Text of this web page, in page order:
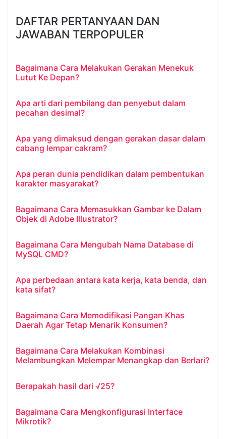
DAFTAR PERTANYAAN DAN
JAWABAN TERPOPULER
Bagaimana Cara Melakukan Gerakan Menekuk
Lutut Ke Depan?
Apa arti dari pembilang dan penyebut dalam
pecahan desimal?
Apa yang dimaksud dengan gerakan dasar dalam
cabang lempar cakram?
Apa peran dunia pendidikan dalam pembentukan
karakter masyarakat?
Bagaimana Cara Memasukkan Gambar ke Dalam
Objek di Adobe Illustrator?
Bagaimana Cara Mengubah Nama Database di
MySQL CMD?
Apa perbedaan antara kata kerja, kata benda, dan
kata sifat?
Bagaimana Cara Memodifikasi Pangan Khas
Daerah Agar Tetap Menarik Konsumen?
Bagaimana Cara Melakukan Kombinasi
Melambungkan Melempar Menangkap dan Berlari?
Berapakah hasil dari √25?
Bagaimana Cara Mengkonfigurasi Interface
Mikrotik?